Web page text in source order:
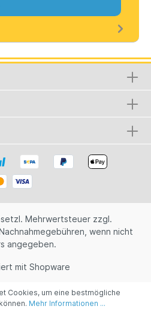
Mehrwertsteuer zzgl.
wenn nicht
angegeben.
mit Shopware
Cookies, um eine bestmögliche
Mehr Informationen ...